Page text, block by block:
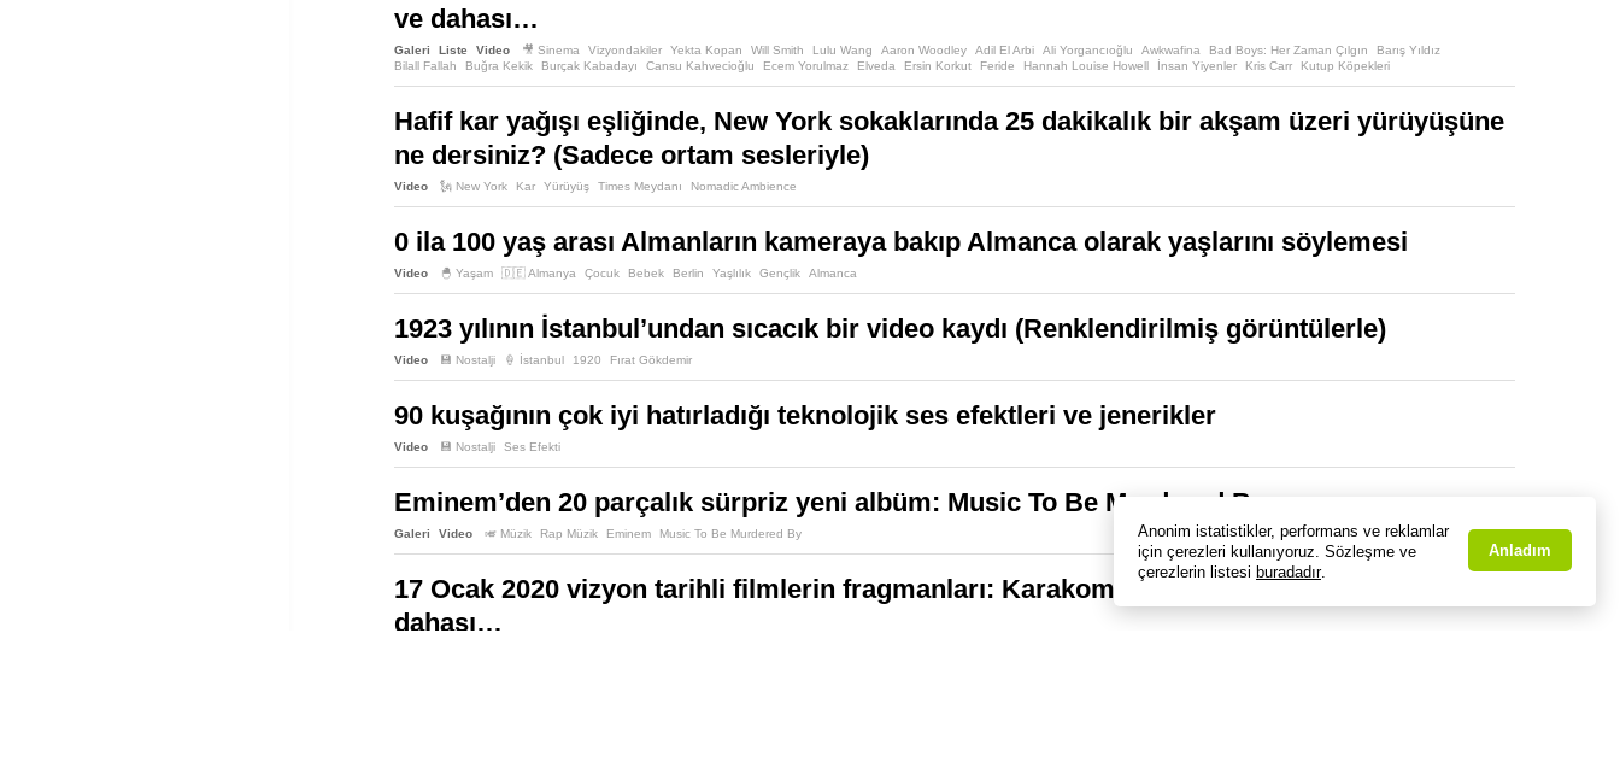
ve dahası…
Galeri Liste Video 🎥 Sinema Vizyondakiler Yekta Kopan Will Smith Lulu Wang Aaron Woodley Adil El Arbi Ali Yorgancıoğlu Awkwafina Bad Boys: Her Zaman Çılgın
Barış Yıldız
Bilall Fallah
Buğra Kekik Burçak Kabadayı Cansu Kahvecioğlu Ecem Yorulmaz Elveda Ersin Korkut Feride Hannah Louise Howell İnsan Yiyenler Kris Carr
Kutup Köpekleri
Hafif kar yağışı eşliğinde, New York sokaklarında 25 dakikalık bir akşam üzeri yürüyüşüne
ne dersiniz? (Sadece ortam sesleriyle)
Video 🗽 New York Kar Yürüyüş Times Meydanı Nomadic Ambience
0 ila 100 yaş arası Almanların kameraya bakıp Almanca olarak yaşlarını söylemesi
Video 🐣 Yaşam 🇩🇪 Almanya Çocuk Bebek Berlin Yaşlılık Gençlik Almanca
1923 yılının İstanbul’undan sıcacık bir video kaydı (Renklendirilmiş görüntülerle)
Video 💾 Nostalji 🍦 İstanbul 1920 Fırat Gökdemir
90 kuşağının çok iyi hatırladığı teknolojik ses efektleri ve jenerikler
Video 💾 Nostalji Ses Efekti
Eminem’den 20 parçalık sürpriz yeni albüm: Music To Be Murdered By
Galeri Video 🎺 Müzik Rap Müzik Eminem Music To Be Murdered By
17 Ocak 2020 vizyon tarihli filmlerin fragmanları: Karakomik Filmler 2, Dolittle, İstasyon ve
dahası…
Anonim istatistikler, performans ve reklamlar
için çerezleri kullanıyoruz. Sözleşme ve
çerezlerin listesi buradadır.
Anladım